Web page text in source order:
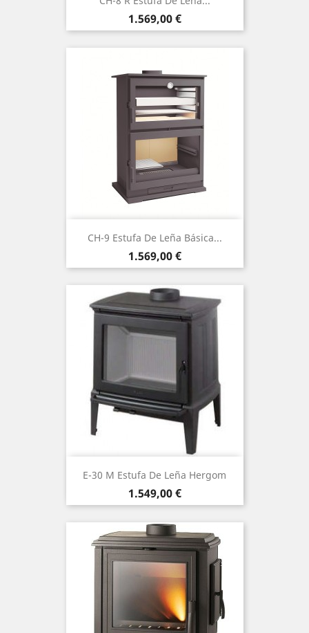
Precio
1.569,00 €
CH-9 Estufa De Leña Básica...
Precio
1.569,00 €
E-30 M Estufa De Leña Hergom
Precio
1.549,00 €